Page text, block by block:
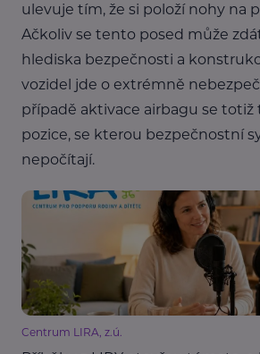
ulevuje tím, že si položí nohy na
Ačkoliv se tento posed může
hlediska bezpečnosti a
vozidel jde o extrémně
případě aktivace airbagu se totiž
pozice, se kterou bezpečnostní
nepočítají.
Centrum LIRA, z.ú.